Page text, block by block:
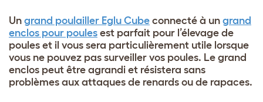
Un grand poulailler Eglu Cube connecté à un grand
enclos pour poules est parfait pour l’élevage de
poules et il vous sera particulièrement utile lorsque
vous ne pouvez pas surveiller vos poules. Le grand
enclos peut être agrandi et résistera sans
problèmes aux attaques de renards ou de rapaces.